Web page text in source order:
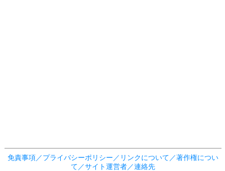
免責事項／プライバシーポリシー／リンクについて／著作権につい
て／サイト運営者／連絡先